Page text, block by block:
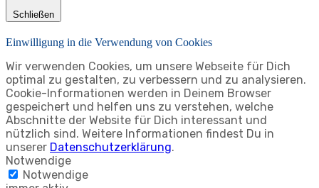
Schließen
Einwilligung in die Verwendung von Cookies
Wir verwenden Cookies, um unsere Webseite für Dich
optimal zu gestalten, zu verbessern und zu analysieren.
Cookie-Informationen werden in Deinem Browser
gespeichert und helfen uns zu verstehen, welche
Abschnitte der Website für Dich interessant und
nützlich sind. Weitere Informationen findest Du in
unserer Datenschutzerklärung.
Notwendige
Notwendige